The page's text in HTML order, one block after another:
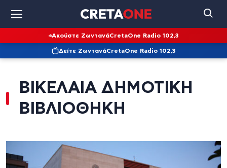
Ακούστε ΖωντανάCretaOne Radio 102,3
Δείτε ΖωντανάCretaOne Radio 102,3
ΒΙΚΕΛΑΙΑ ΔΗΜΟΤΙΚΗ
ΒΙΒΛΙΟΘΗΚΗ